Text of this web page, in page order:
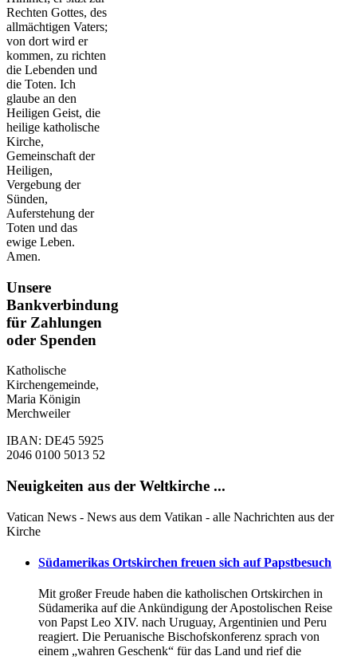
Rechten Gottes, des
allmächtigen Vaters;
von dort wird er
kommen, zu richten
die Lebenden und
die Toten. Ich
glaube an den
Heiligen Geist, die
heilige katholische
Kirche,
Gemeinschaft der
Heiligen,
Vergebung der
Sünden,
Auferstehung der
Toten und das
ewige Leben.
Amen.
Unsere
Bankverbindung
für Zahlungen
oder Spenden
Katholische
Kirchengemeinde,
Maria Königin
Merchweiler
IBAN: DE45 5925
2046 0100 5013 52
Neuigkeiten aus der Weltkirche ...
Vatican News - News aus dem Vatikan - alle Nachrichten aus der
Kirche
Südamerikas Ortskirchen freuen sich auf Papstbesuch
Mit großer Freude haben die katholischen Ortskirchen in
Südamerika auf die Ankündigung der Apostolischen Reise
von Papst Leo XIV. nach Uruguay, Argentinien und Peru
reagiert. Die Peruanische Bischofskonferenz sprach von
einem „wahren Geschenk“ für das Land und rief die